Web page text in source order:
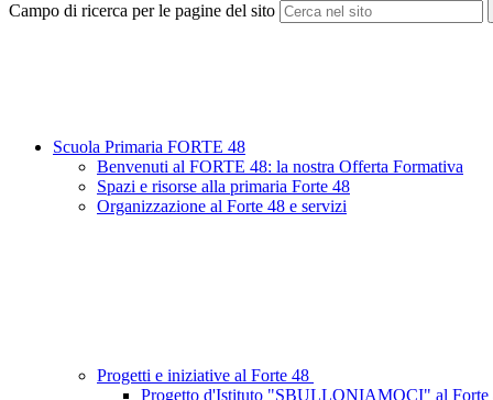
Campo di ricerca per le pagine del sito
Scuola Primaria FORTE 48
Benvenuti al FORTE 48: la nostra Offerta Formativa
Spazi e risorse alla primaria Forte 48
Organizzazione al Forte 48 e servizi
Progetti e iniziative al Forte 48
Progetto d'Istituto "SBULLONIAMOCI" al Forte